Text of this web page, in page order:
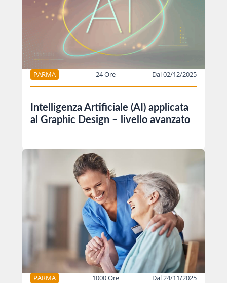
PARMA 24 Ore Dal 02/12/2025
Intelligenza Artificiale (AI) applicata
al Graphic Design – livello avanzato
PARMA 1000 Ore Dal 24/11/2025